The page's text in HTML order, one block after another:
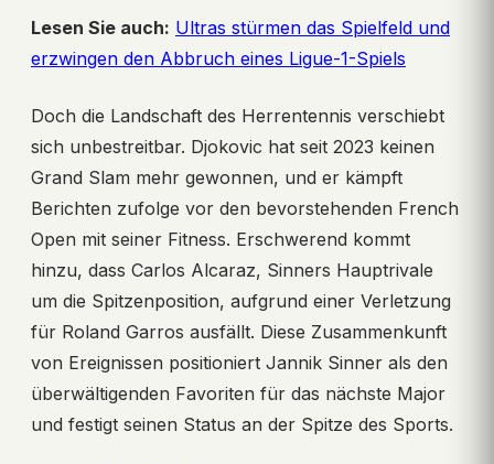
Lesen Sie auch: Ultras stürmen das Spielfeld und
erzwingen den Abbruch eines Ligue-1-Spiels
Doch die Landschaft des Herrentennis verschiebt
sich unbestreitbar. Djokovic hat seit 2023 keinen
Grand Slam mehr gewonnen, und er kämpft
Berichten zufolge vor den bevorstehenden French
Open mit seiner Fitness. Erschwerend kommt
hinzu, dass Carlos Alcaraz, Sinners Hauptrivale
um die Spitzenposition, aufgrund einer Verletzung
für Roland Garros ausfällt. Diese Zusammenkunft
von Ereignissen positioniert Jannik Sinner als den
überwältigenden Favoriten für das nächste Major
und festigt seinen Status an der Spitze des Sports.